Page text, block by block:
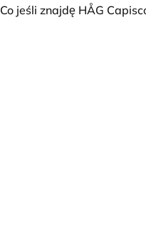
Co jeśli znajdę HÅG